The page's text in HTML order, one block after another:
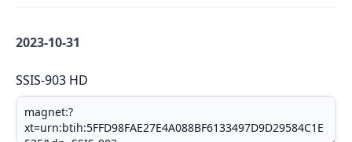
2023-10-31
SSIS-903 HD